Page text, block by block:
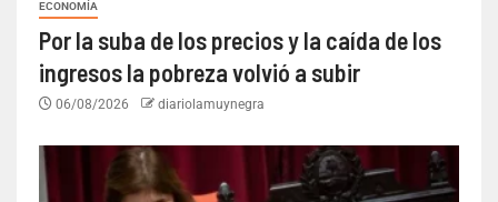
ECONOMÍA
Por la suba de los precios y la caída de los
ingresos la pobreza volvió a subir
06/08/2026 diariolamuynegra